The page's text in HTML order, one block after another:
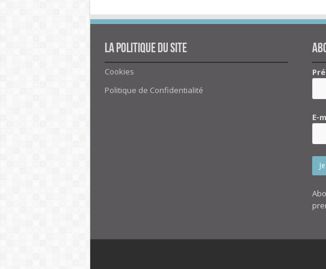
La politique du site
Cookies
Politique de Confidentialité
E-